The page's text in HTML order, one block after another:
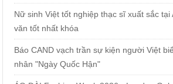
Nữ sinh Việt tốt nghiệp thạc sĩ xuất sắc tại
văn tốt nhất khóa
Báo CAND vạch trần sự kiện người Việt
nhân "Ngày Quốc Hận"